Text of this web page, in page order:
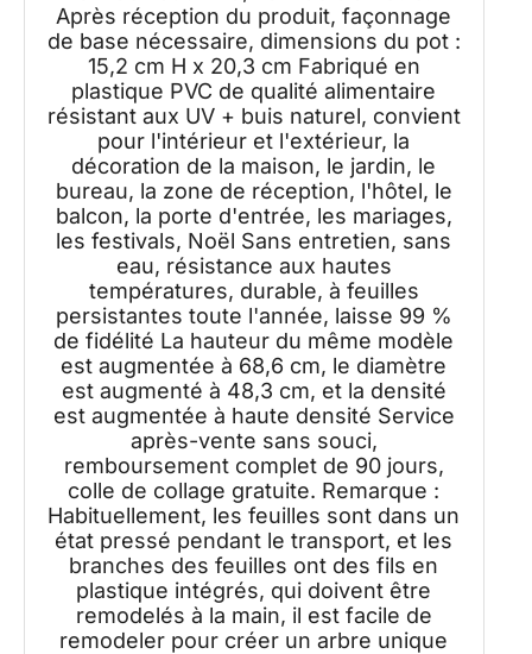
Après réception du produit, façonnage
de base nécessaire, dimensions du pot :
15,2 cm H x 20,3 cm Fabriqué en
plastique PVC de qualité alimentaire
résistant aux UV + buis naturel, convient
pour l'intérieur et l'extérieur, la
décoration de la maison, le jardin, le
bureau, la zone de réception, l'hôtel, le
balcon, la porte d'entrée, les mariages,
les festivals, Noël Sans entretien, sans
eau, résistance aux hautes
températures, durable, à feuilles
persistantes toute l'année, laisse 99 %
de fidélité La hauteur du même modèle
est augmentée à 68,6 cm, le diamètre
est augmenté à 48,3 cm, et la densité
est augmentée à haute densité Service
après-vente sans souci,
remboursement complet de 90 jours,
colle de collage gratuite. Remarque :
Habituellement, les feuilles sont dans un
état pressé pendant le transport, et les
branches des feuilles ont des fils en
plastique intégrés, qui doivent être
remodelés à la main, il est facile de
remodeler pour créer un arbre unique